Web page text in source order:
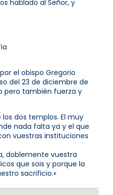
hablado al Señor, y
el obispo Gregorio
del 23 de diciembre de
pero también fuerza y
dos templos. El muy
nada falta ya y el que
vuestras instituciones
doblemente vuestra
que sois y porque la
sacrificio.»